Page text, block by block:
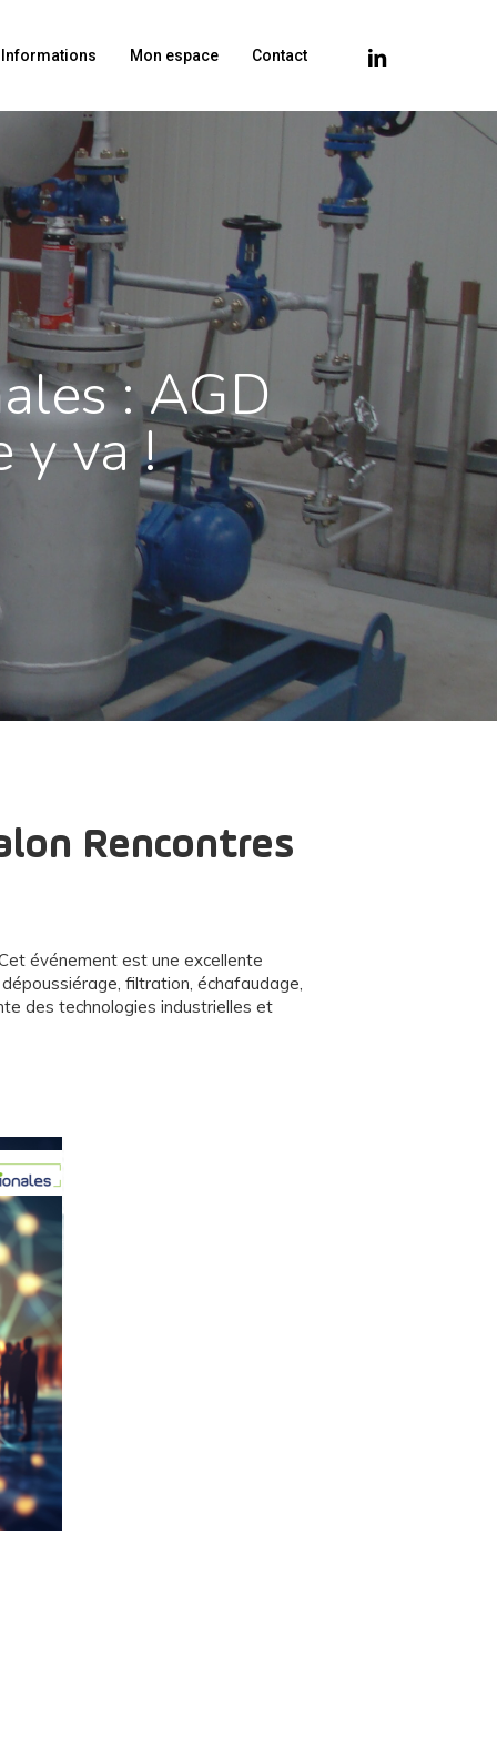
Mon espace Contact linkedin
: AGD
y va !
Rencontres
événement est une excellente
filtration, échafaudage,
des technologies industrielles et